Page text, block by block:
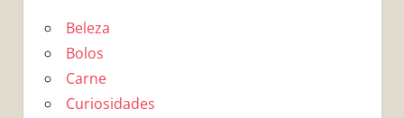
Beleza
Bolos
Carne
Curiosidades